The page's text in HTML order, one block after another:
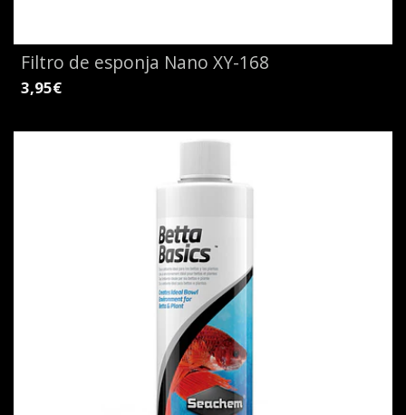
Filtro de esponja Nano XY-168
3,95€